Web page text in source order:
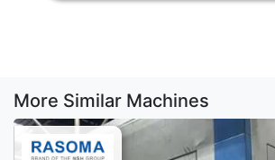
More Similar Machines